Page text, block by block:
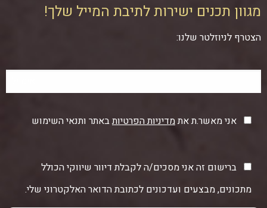
מגוון תכנים ישירות לתיבת המייל שלך!
הצטרף לניוזלטר שלנו:
אני מאשר.ת אתמדיניות הפרטיותבאתר ותנאי השימוש
ברישום זה אני מסכים/ה לקבלת דיוור שיווקי הכולל
מתכונים, מבצעים ועדכונים לכתובת הדואר האלקטרוני שלי.